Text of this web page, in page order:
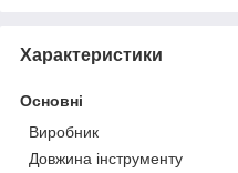
Характеристики
Основні
Виробник
Довжина інструменту